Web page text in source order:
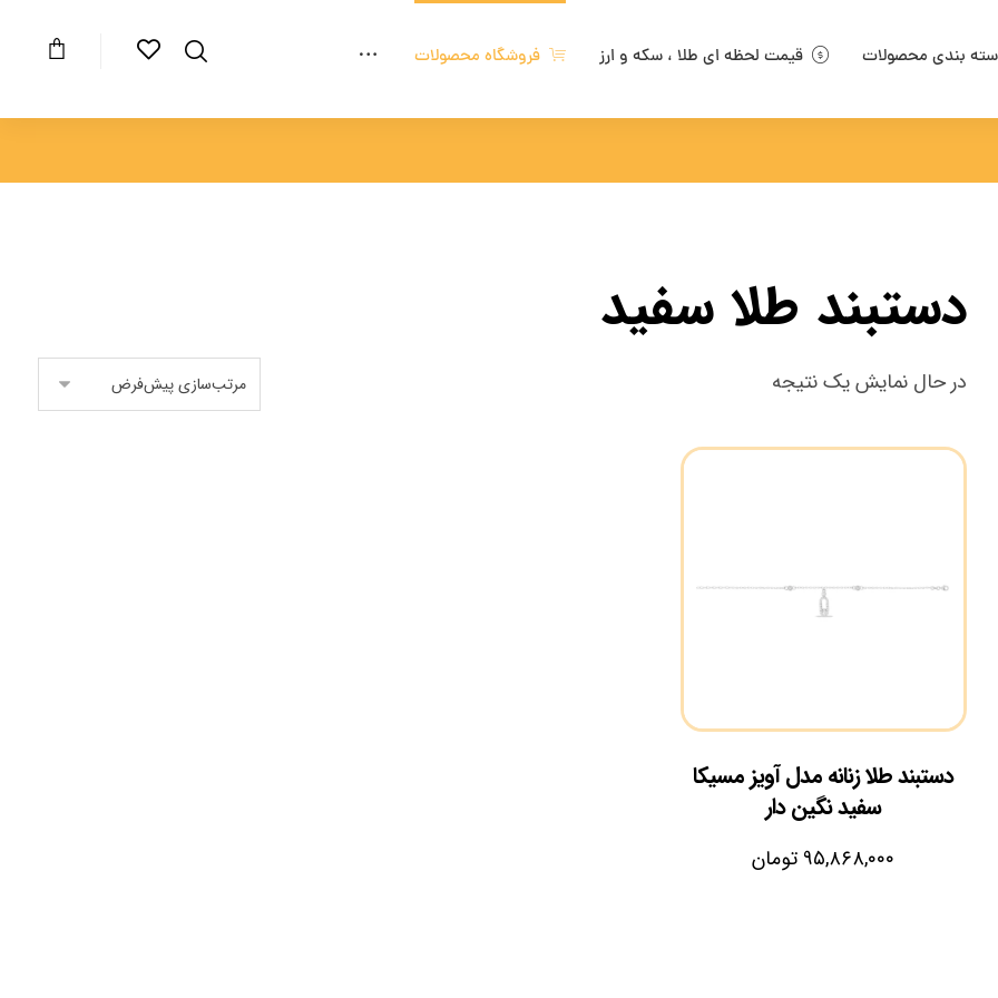
بندی محصولات قیمت لحظه ای طلا ، سکه و ارز فروشگاه محصولات
دستبند طلا سفید
در حال نمایش یک نتیجه
دستبند طلا زنانه مدل آویز مسیکا
سفید نگین دار
۹۵,۸۶۸,۰۰۰ تومان